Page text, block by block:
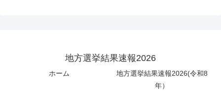
地方選挙結果速報2026
ホーム
地方選挙結果速報2026(令和8
年）